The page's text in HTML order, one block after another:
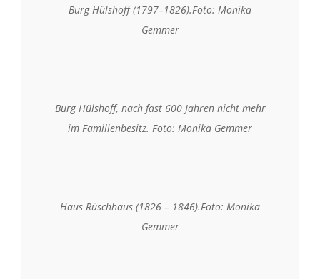
Burg Hülshoff (1797–1826).Foto: Monika
Gemmer
Burg Hülshoff, nach fast 600 Jahren nicht mehr
im Familienbesitz. Foto: Monika Gemmer
Haus Rüschhaus (1826 – 1846).Foto: Monika
Gemmer